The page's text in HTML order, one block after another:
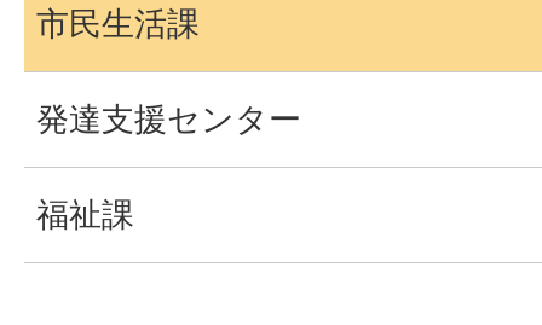
市民生活課
発達支援センター
福祉課